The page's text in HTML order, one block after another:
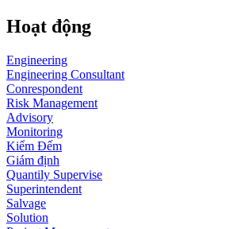
Hoạt động
Engineering
Engineering Consultant
Conrespondent
Risk Management
Advisory
Monitoring
Kiểm Đếm
Giám định
Quantily Supervise
Superintendent
Salvage
Solution